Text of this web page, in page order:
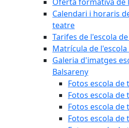
Calendari i horaris
teatre
Tarifes de l'escola
Matrícula de
Galeria d'imatges
Balsareny
Fotos escola de
Fotos escola de
Fotos escola de
Fotos escola de